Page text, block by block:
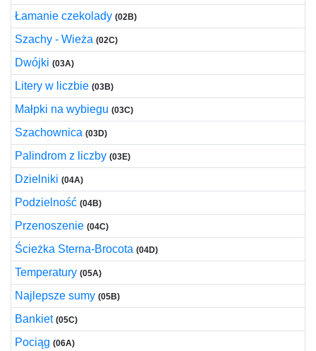
Łamanie czekolady (02B)
Szachy - Wieża (02C)
Dwójki (03A)
Litery w liczbie (03B)
Małpki na wybiegu (03C)
Szachownica (03D)
Palindrom z liczby (03E)
Dzielniki (04A)
Podzielność (04B)
Przenoszenie (04C)
Ścieżka Sterna-Brocota (04D)
Temperatury (05A)
Najlepsze sumy (05B)
Bankiet (05C)
Pociąg (06A)